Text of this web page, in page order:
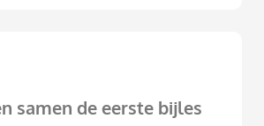
samen de eerste bijles